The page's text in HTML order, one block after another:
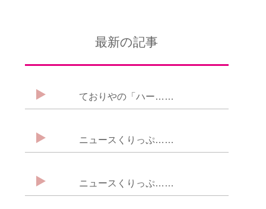
最新の記事
ておりやの「ハー……
ニュースくりっぷ……
ニュースくりっぷ……